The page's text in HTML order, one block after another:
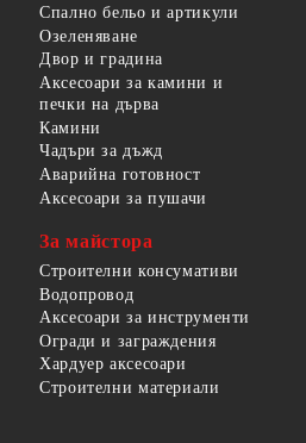
Спално бельо и артикули
Озеленяване
Двор и градина
Аксесоари за камини и
печки на дърва
Камини
Чадъри за дъжд
Аварийна готовност
Аксесоари за пушачи
За майстора
Строителни консумативи
Водопровод
Аксесоари за инструменти
Огради и заграждения
Хардуер аксесоари
Строителни материали